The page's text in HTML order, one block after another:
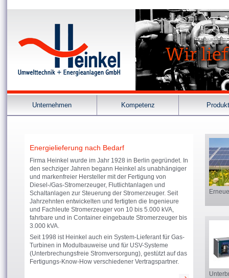
Unternehmen Kompetenz
Energielieferung nach Bedarf
Firma Heinkel wurde im Jahr 1928 in Berlin gegründet. In
den sechziger Jahren begann Heinkel als unabhängiger
und markenfreier Hersteller mit der Fertigung von
Diesel-/Gas-Stromerzeuger, Flutlichtanlagen und
Schaltanlagen zur Steuerung der Stromerzeuger. Seit
Jahrzehnten entwickelten und fertigten die Ingenieure
und Fachleute Stromerzeuger von 10 bis 5.000 kVA,
fahrbare und in Container eingebaute Stromerzeuger bis
3.000 kVA.
Seit 1998 ist Heinkel auch ein System-Lieferant für Gas-
Turbinen in Modulbauweise und für USV-Systeme
(Unterbrechungsfreie Stromversorgung), gestützt auf das
Fertigungs-Know-How verschiedener Vertragspartner.